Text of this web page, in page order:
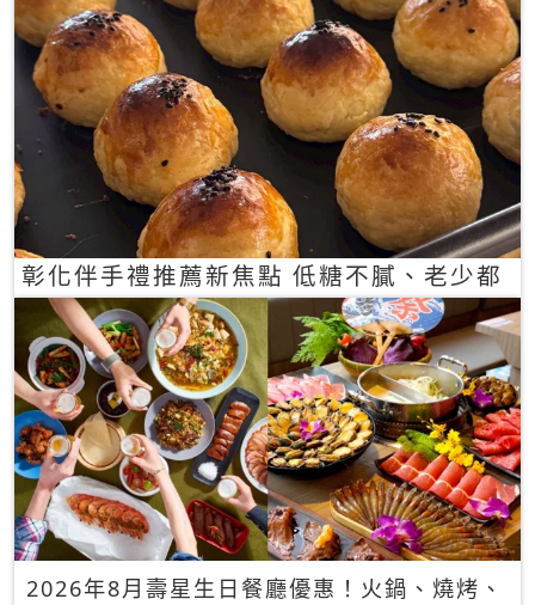
彰化伴手禮推薦新焦點 低糖不膩、老少都
愛的一口蛋黃酥禮盒
2026年8月壽星生日餐廳優惠！火鍋、燒烤、